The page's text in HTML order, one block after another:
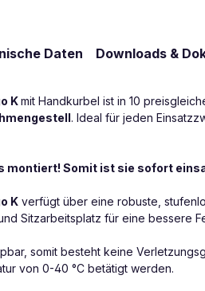
Daten Downloads &
Kmit Handkurbel ist in 10
. Ideal für jeden
montiert! Somit ist sie sofort
K verfügt über eine robuste,
Sitzarbeitsplatz für eine bessere
somit besteht keine
von 0-40 °C betätigt werden.